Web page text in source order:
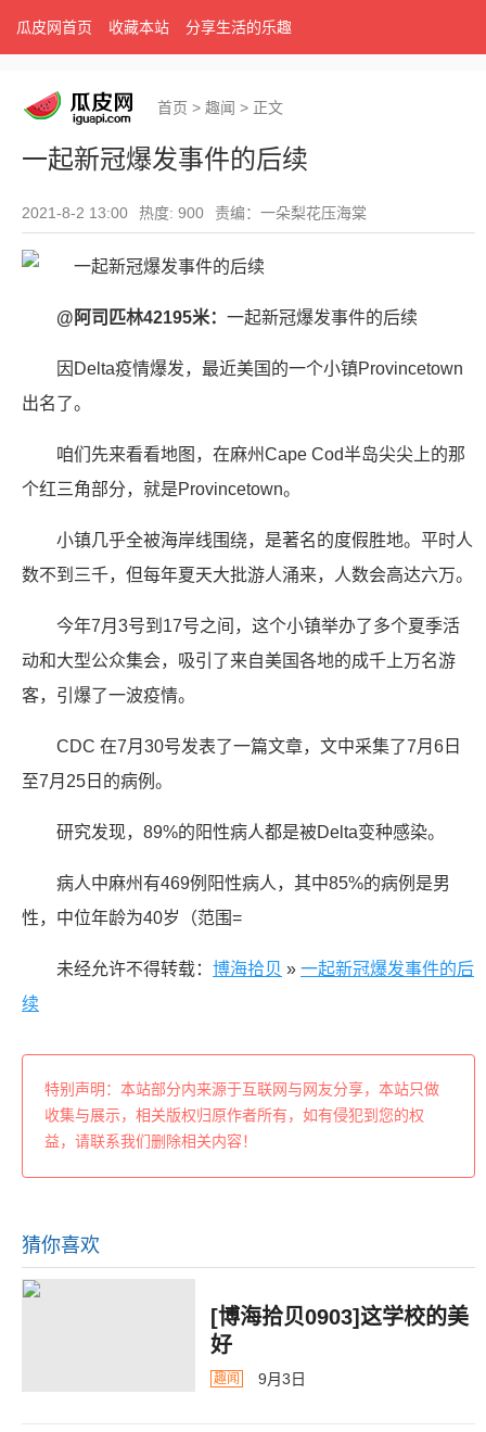
瓜皮网首页 收藏本站 分享生活的乐趣
首页 > 趣闻 > 正文
一起新冠爆发事件的后续
2021-8-2 13:00 热度: 900 责编：一朵梨花压海棠
@阿司匹林42195米： 一起新冠爆发事件的后续
因Delta疫情爆发，最近美国的一个小镇Provincetown
出名了。
咱们先来看看地图，在麻州Cape Cod半岛尖尖上的那
个红三角部分，就是Provincetown。
小镇几乎全被海岸线围绕，是著名的度假胜地。平时人
数不到三千，但每年夏天大批游人涌来，人数会高达六万。
今年7月3号到17号之间，这个小镇举办了多个夏季活
动和大型公众集会，吸引了来自美国各地的成千上万名游
客，引爆了一波疫情。
CDC 在7月30号发表了一篇文章，文中采集了7月6日
至7月25日的病例。
研究发现，89%的阳性病人都是被Delta变种感染。
病人中麻州有469例阳性病人，其中85%的病例是男
性，中位年龄为40岁（范围=
未经允许不得转载： 博海拾贝 » 一起新冠爆发事件的后
续
特别声明：本站部分内来源于互联网与网友分享，本站只做
收集与展示，相关版权归原作者所有，如有侵犯到您的权
益，请联系我们删除相关内容！
猜你喜欢
[博海拾贝0903]这学校的美
好
趣闻 9月3日